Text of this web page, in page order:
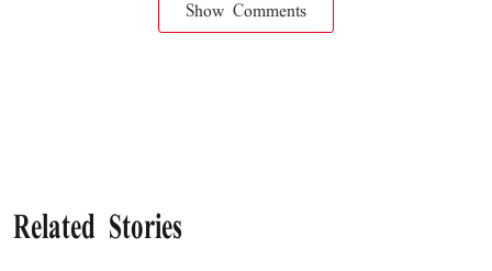
Show Comments
Related Stories